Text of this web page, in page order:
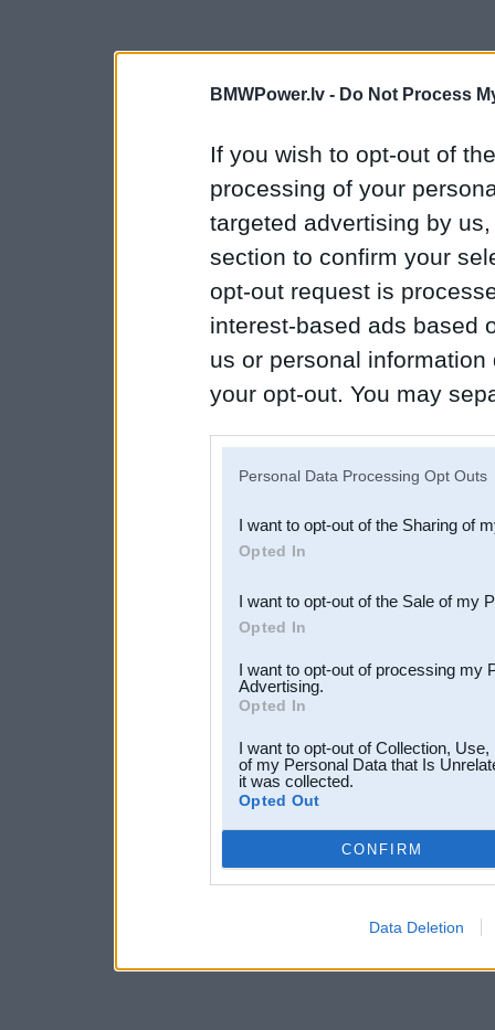
BMWPower.lv - Do Not Process
If you wish to opt-out of
processing of your
targeted advertising by
section to confirm your
opt-out request is
interest-based ads based
us or personal
your opt-out. You may
Downstream Participants
third parties.
Personal Data Processing Opt Outs
I want to opt-out of the Sharing of
Opted In
I want to opt-out of the Sale of my
Opted In
I want to opt-out of processing my
Advertising.
Opted In
I want to opt-out of Collection,
of my Personal Data that Is
it was collected.
Opted Out
CONFIRM
Data Deletion